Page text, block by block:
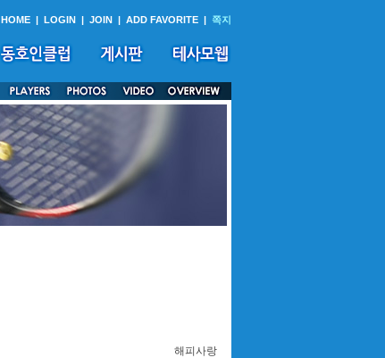
HOME | LOGIN | JOIN | ADD FAVORITE | 쪽지
해피사랑